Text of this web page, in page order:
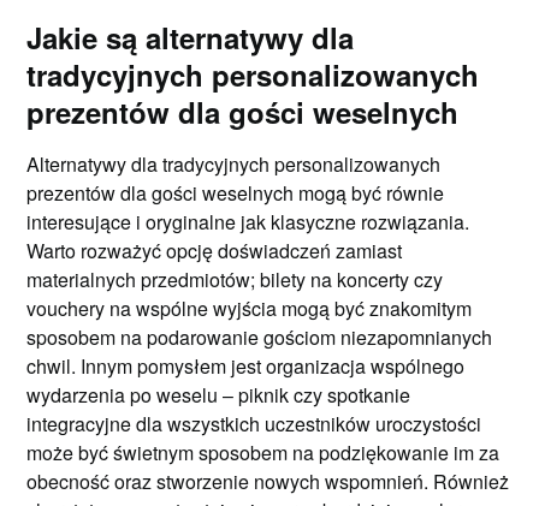
Jakie są alternatywy dla
tradycyjnych personalizowanych
prezentów dla gości weselnych
Alternatywy dla tradycyjnych personalizowanych
prezentów dla gości weselnych mogą być równie
interesujące i oryginalne jak klasyczne rozwiązania.
Warto rozważyć opcję doświadczeń zamiast
materialnych przedmiotów; bilety na koncerty czy
vouchery na wspólne wyjścia mogą być znakomitym
sposobem na podarowanie gościom niezapomnianych
chwil. Innym pomysłem jest organizacja wspólnego
wydarzenia po weselu – piknik czy spotkanie
integracyjne dla wszystkich uczestników uroczystości
może być świetnym sposobem na podziękowanie im za
obecność oraz stworzenie nowych wspomnień. Również